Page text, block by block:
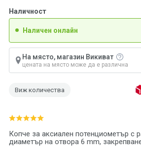
Копче за аксиален потенциометър с
диаметър на отвора 6 mm,
Наличност
Наличен онлайн
На място, магазин Викиват
цената на място може да е различна
Виж количества